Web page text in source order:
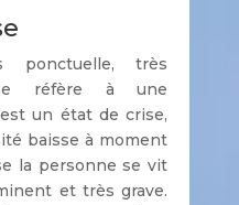
ponctuelle, très
réfère à une
un état de crise,
baisse à moment
la personne se vit
et très grave.